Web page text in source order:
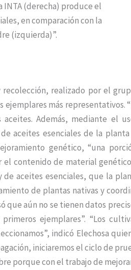
INTA (derecha) produce el
en comparación con la
(izquierda)”.
realizado por el
ejemplares más representativos.
Además, mediante el
aceites esenciales de la
genético, “una
contenido de material
aceites esenciales, que la
de plantas nativas y
que aún no se tienen datos
ejemplares”. “Los
indicó Elechosa
iniciaremos el ciclo de
porque con el trabajo de